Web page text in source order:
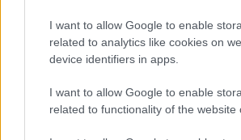
I want to allow Google to enable
related to analytics like cookies on
device identifiers in apps.
I want to allow Google to enable
related to functionality of the website